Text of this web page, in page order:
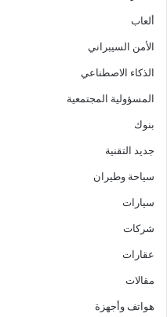
ألعاب
الأمن السيبراني
الذكاء الاصطناعي
المسؤولية المجتمعية
بنوك
جديد التقنية
سياحة وطيران
سيارات
شركات
عقارات
مقالات
هواتف وأجهزة